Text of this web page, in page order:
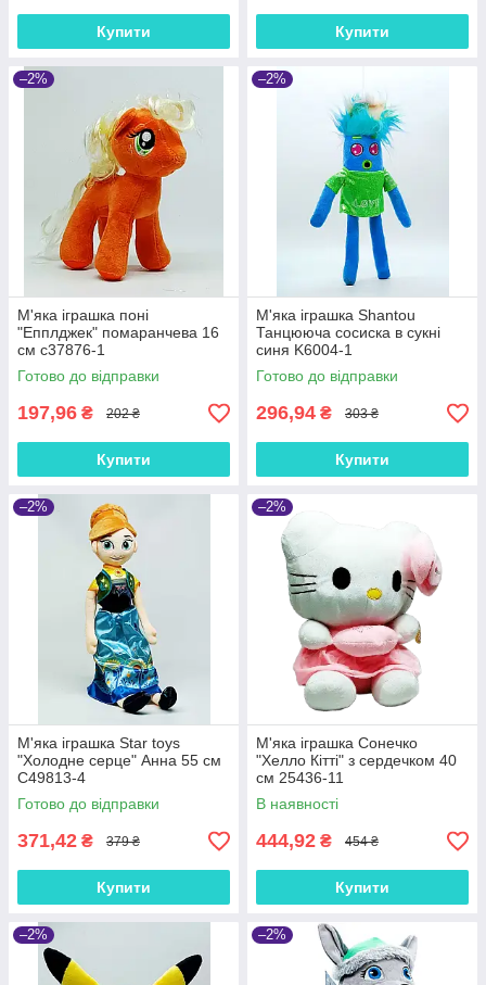
Купити Купити
–2%
М'яка іграшка поні
"Епплджек" помаранчева 16
см с37876-1
Готово до відправки
197,96 ₴ 202 ₴
Купити
–2%
М'яка іграшка Shantou
Танцююча сосиска в сукні
синя K6004-1
Готово до відправки
296,94 ₴ 303 ₴
Купити
–2%
М'яка іграшка Star toys
"Холодне серце" Анна 55 см
C49813-4
Готово до відправки
371,42 ₴ 379 ₴
Купити
–2%
М'яка іграшка Сонечко
"Хелло Кітті" з сердечком 40
см 25436-11
В наявності
444,92 ₴ 454 ₴
Купити
–2% –2%